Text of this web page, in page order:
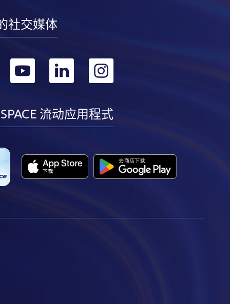
社交媒体
转
youtube
转
linkedin
转
instagram
流动应用程式